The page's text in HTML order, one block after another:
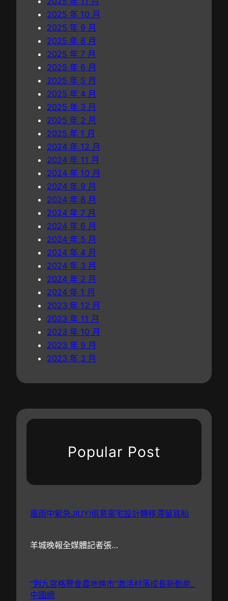
國
之
旅
_
中
國
網
2025 年 10 月
2025 年 9 月
2025 年 8 月
2025 年 7 月
2025 年 6 月
2025 年 5 月
2025 年 4 月
2025 年 3 月
2025 年 2 月
2025 年 1 月
2024 年 12 月
2024 年 11 月
2024 年 10 月
2024 年 9 月
2024 年 8 月
2024 年 7 月
2024 年 6 月
2024 年 5 月
2024 年 4 月
2024 年 3 月
2024 年 2 月
2024 年 1 月
2023 年 12 月
2023 年 11 月
2023 年 10 月
2023 年 9 月
2023 年 3 月
Popular Post
風雨中緊急JIUYI俱意豪宅設計轉移滯留貨船
羊城晚報全媒體記者張…
“到九宮格聚會農地進市”激活村落成長新動能_
中國網